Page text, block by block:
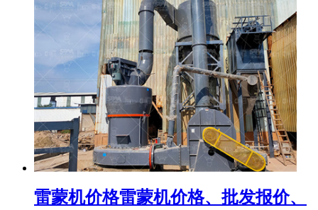
雷蒙机价格雷蒙机价格、批发报价、